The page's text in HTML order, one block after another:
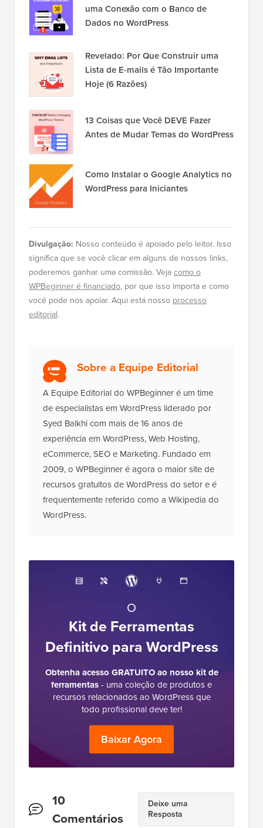
uma Conexão com o Banco de
Dados no WordPress
Revelado: Por Que Construir uma
Lista de E-mails é Tão Importante
Hoje (6 Razões)
13 Coisas que Você DEVE Fazer
Antes de Mudar Temas do WordPress
Como Instalar o Google Analytics no
WordPress para Iniciantes
Divulgação: Nosso conteúdo é apoiado pelo leitor. Isso
significa que se você clicar em alguns de nossos links,
poderemos ganhar uma comissão. Vejacomo o
WPBeginner é financiado, por que isso importa e como
você pode nos apoiar. Aqui está nosso processo
editorial.
Sobre a Equipe Editorial
A Equipe Editorial do WPBeginner é um time
de especialistas em WordPress liderado por
Syed Balkhi com mais de 16 anos de
experiência em WordPress, Web Hosting,
eCommerce, SEO e Marketing. Fundado em
2009, o WPBeginner é agora o maior site de
recursos gratuitos de WordPress do setor e é
frequentemente referido como a Wikipedia do
WordPress.
O
Kit de Ferramentas
Definitivo para WordPress
Obtenha acesso GRATUITO ao nosso kit de
ferramentas- uma coleção de produtos e
recursos relacionados ao WordPress que
todo profissional deve ter!
Baixar Agora
Interações
do
10
Comentários
Deixe uma
Resposta